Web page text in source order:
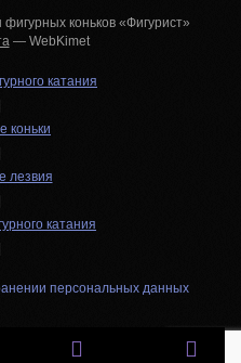
коньков «Фигурист»
— WebKimet
катания
коньки
лезвия
катания
персональных данных